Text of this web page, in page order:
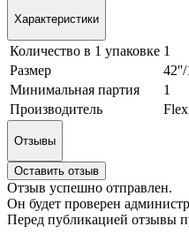
Характеристики
Количество в 1 упаковке 1
Размер
Минимальная партия
1
Производитель
Отзывы
Оставить отзыв
Отзыв успешно отправлен.
Он будет проверен
Перед публикацией отзывы